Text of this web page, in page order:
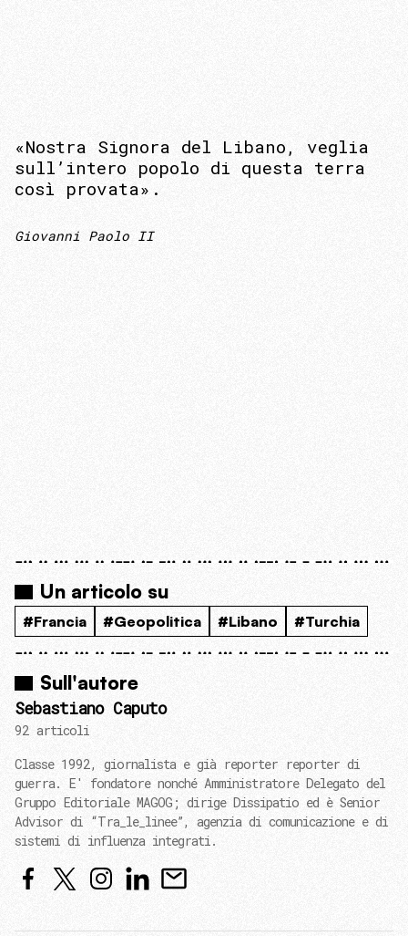
«Nostra Signora del Libano, veglia
sull’intero popolo di questa terra
così provata».
Giovanni Paolo II
Un articolo su
#Francia #Geopolitica #Libano #Turchia
Sull'autore
Sebastiano Caputo
92 articoli
Classe 1992, giornalista e già reporter reporter di
guerra. E' fondatore nonché Amministratore Delegato del
Gruppo Editoriale MAGOG; dirige Dissipatio ed è Senior
Advisor di “Tra_le_linee”, agenzia di comunicazione e di
sistemi di influenza integrati.